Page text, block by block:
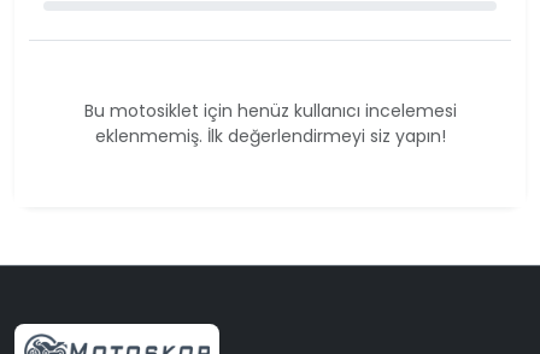
Bu motosiklet için henüz kullanıcı incelemesi
eklenmemiş. İlk değerlendirmeyi siz yapın!